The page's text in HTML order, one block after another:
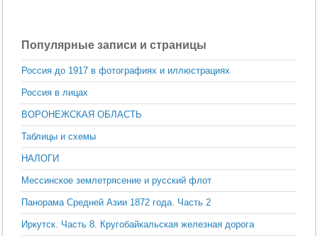
Популярные записи и страницы
Россия до 1917 в фотографиях и иллюстрациях
Россия в лицах
ВОРОНЕЖСКАЯ ОБЛАСТЬ
Таблицы и схемы
НАЛОГИ
Мессинское землетрясение и русский флот
Панорама Средней Азии 1872 года. Часть 2
Иркутск. Часть 8. Кругобайкальская железная дорога